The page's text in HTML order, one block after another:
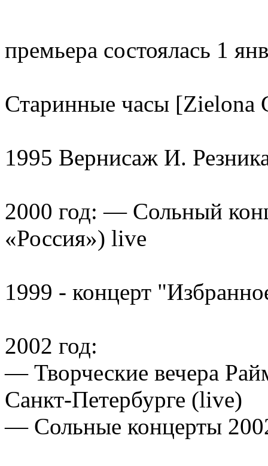
премьера состоялась 1
Старинные часы [Zielona
1995 Вернисаж И.
2000 год: — Сольный
«Россия») live
1999 - концерт
2002 год:
— Творческие вечера
Санкт-Петербурге (live)
— Сольные концерты